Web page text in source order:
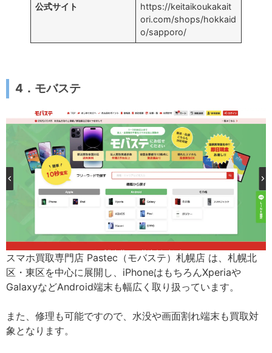
公式サイト
https://keitaikoukakait
ori.com/shops/hokkaid
o/sapporo/
4．モバステ
スマホ買取専門店 Pastec（モバステ）札幌店 は、札幌北
区・東区を中心に展開し、iPhoneはもちろんXperiaや
GalaxyなどAndroid端末も幅広く取り扱っています。
また、修理も可能ですので、水没や画面割れ端末も買取対
象となります。